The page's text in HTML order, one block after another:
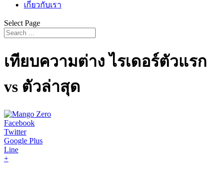
เกี่ยวกับเรา
Select Page
เทียบความต่าง ไรเดอร์ตัวแรก
vs ตัวล่าสุด
Facebook
Twitter
Google Plus
Line
+